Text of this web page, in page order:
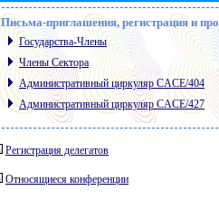
Письма-приглашения, регистрация и
Государства-Члены
Члены Сектора
Административный циркуляр CACE/404
Административный циркуляр CACE/427
Регистрация делегатов
Относящиеся конференции